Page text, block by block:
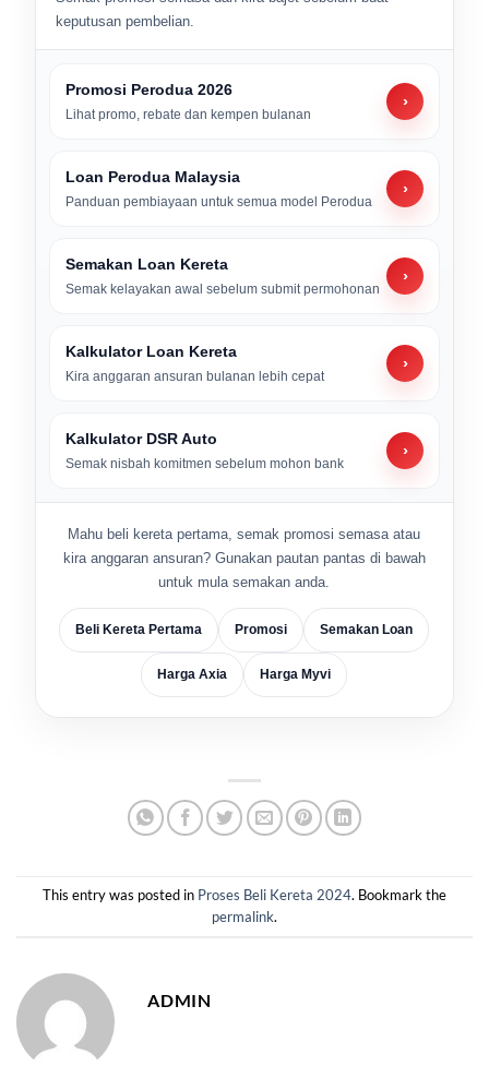
keputusan pembelian.
Promosi Perodua 2026
Lihat promo, rebate dan kempen bulanan
›
Loan Perodua Malaysia
Panduan pembiayaan untuk semua model Perodua
›
Semakan Loan Kereta
Semak kelayakan awal sebelum submit permohonan
›
Kalkulator Loan Kereta
Kira anggaran ansuran bulanan lebih cepat
›
Kalkulator DSR Auto
Semak nisbah komitmen sebelum mohon bank
›
Mahu beli kereta pertama, semak promosi semasa atau
kira anggaran ansuran? Gunakan pautan pantas di bawah
untuk mula semakan anda.
Beli Kereta Pertama Promosi Semakan Loan
Harga Axia Harga Myvi
This entry was posted in Proses Beli Kereta 2024. Bookmark the
permalink.
ADMIN